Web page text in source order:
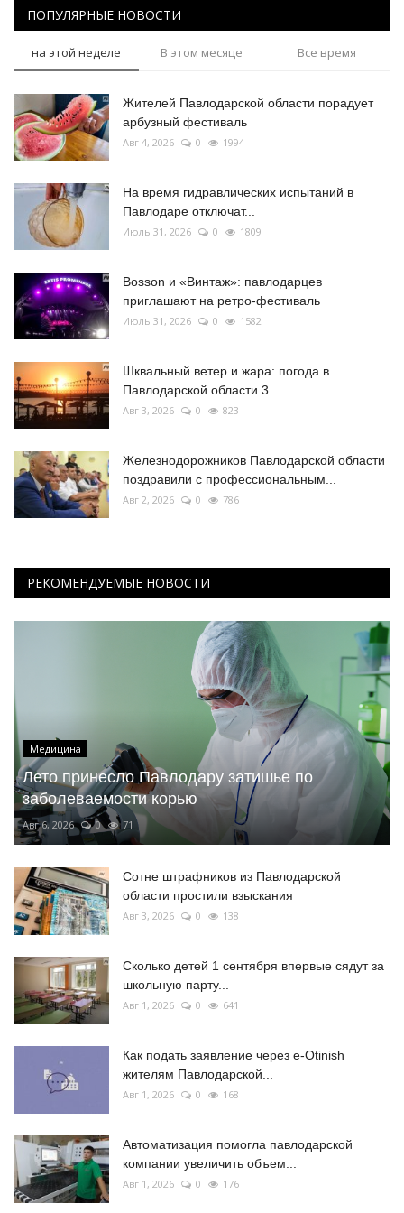
ПОПУЛЯРНЫЕ НОВОСТИ
на этой неделе В этом месяце Все время
Жителей Павлодарской области порадует
арбузный фестиваль
Авг 4, 2026 0 1994
На время гидравлических испытаний в
Павлодаре отключат...
Июль 31, 2026 0 1809
Bosson и «Винтаж»: павлодарцев
приглашают на ретро-фестиваль
Июль 31, 2026 0 1582
Шквальный ветер и жара: погода в
Павлодарской области 3...
Авг 3, 2026 0 823
Железнодорожников Павлодарской области
поздравили с профессиональным...
Авг 2, 2026 0 786
РЕКОМЕНДУЕМЫЕ НОВОСТИ
Медицина
Лето принесло Павлодару затишье по
заболеваемости корью
Авг 6, 2026 0 71
Сотне штрафников из Павлодарской
области простили взыскания
Авг 3, 2026 0 138
Сколько детей 1 сентября впервые сядут за
школьную парту...
Авг 1, 2026 0 641
Как подать заявление через e-Otinish
жителям Павлодарской...
Авг 1, 2026 0 168
Автоматизация помогла павлодарской
компании увеличить объем...
Авг 1, 2026 0 176